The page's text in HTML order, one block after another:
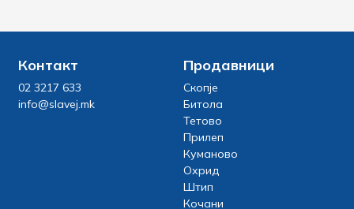
Контакт
02 3217 633
info@slavej.mk
Продавници
Скопје
Битола
Тетово
Прилеп
Куманово
Охрид
Штип
Кочани